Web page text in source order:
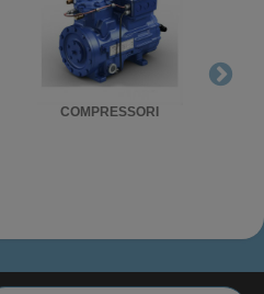
COMPRESSORI